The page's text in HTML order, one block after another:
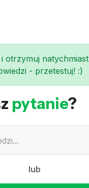
otrzymuj natychmiast
- przetestuj! :)
pytanie?
lub